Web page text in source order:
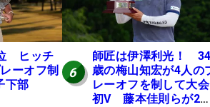
ヒッチ
ーオフ制
下部
6
師匠は伊澤利光！ 34
歳の梅山知宏が4人の
レーオフを制して大会
初V 藤本佳則らが2位